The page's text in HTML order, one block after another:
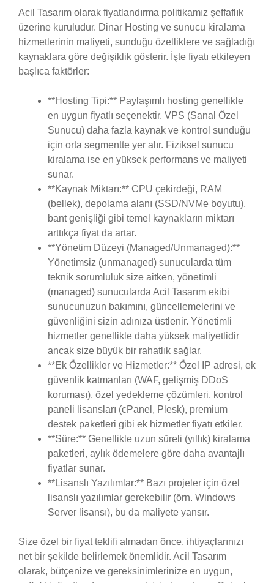
Acil Tasarım olarak fiyatlandırma politikamız şeffaflık
üzerine kuruludur. Dinar Hosting ve sunucu kiralama
hizmetlerinin maliyeti, sunduğu özelliklere ve sağladığı
kaynaklara göre değişiklik gösterir. İşte fiyatı etkileyen
başlıca faktörler:
**Hosting Tipi:** Paylaşımlı hosting genellikle
en uygun fiyatlı seçenektir. VPS (Sanal Özel
Sunucu) daha fazla kaynak ve kontrol sunduğu
için orta segmentte yer alır. Fiziksel sunucu
kiralama ise en yüksek performans ve maliyeti
sunar.
**Kaynak Miktarı:** CPU çekirdeği, RAM
(bellek), depolama alanı (SSD/NVMe boyutu),
bant genişliği gibi temel kaynakların miktarı
arttıkça fiyat da artar.
**Yönetim Düzeyi (Managed/Unmanaged):**
Yönetimsiz (unmanaged) sunucularda tüm
teknik sorumluluk size aitken, yönetimli
(managed) sunucularda Acil Tasarım ekibi
sunucunuzun bakımını, güncellemelerini ve
güvenliğini sizin adınıza üstlenir. Yönetimli
hizmetler genellikle daha yüksek maliyetlidir
ancak size büyük bir rahatlık sağlar.
**Ek Özellikler ve Hizmetler:** Özel IP adresi, ek
güvenlik katmanları (WAF, gelişmiş DDoS
koruması), özel yedekleme çözümleri, kontrol
paneli lisansları (cPanel, Plesk), premium
destek paketleri gibi ek hizmetler fiyatı etkiler.
**Süre:** Genellikle uzun süreli (yıllık) kiralama
paketleri, aylık ödemelere göre daha avantajlı
fiyatlar sunar.
**Lisanslı Yazılımlar:** Bazı projeler için özel
lisanslı yazılımlar gerekebilir (örn. Windows
Server lisansı), bu da maliyete yansır.
Size özel bir fiyat teklifi almadan önce, ihtiyaçlarınızı
net bir şekilde belirlemek önemlidir. Acil Tasarım
olarak, bütçenize ve gereksinimlerinize en uygun,